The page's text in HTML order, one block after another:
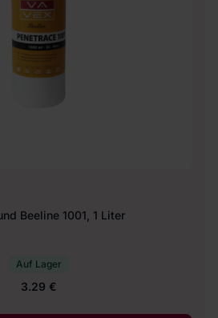
Beeline 1001, 1 Liter
Auf Lager
3.29 €